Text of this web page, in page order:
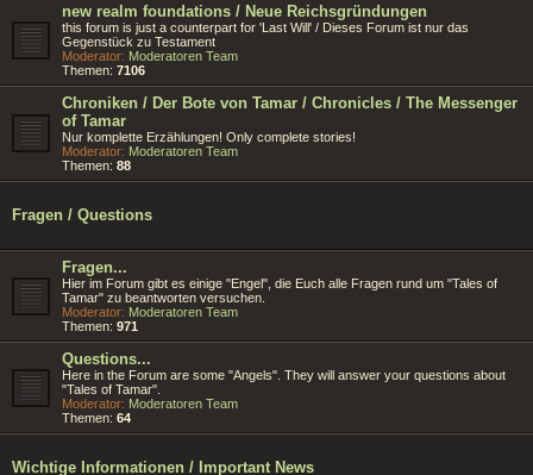
new realm foundations / Neue Reichsgründungen
this forum is just a counterpart for 'Last Will' / Dieses Forum ist nur das
Gegenstück zu Testament
Moderator: Moderatoren Team
Themen: 7106
Chroniken / Der Bote von Tamar / Chronicles / The Messenger
of Tamar
Nur komplette Erzählungen! Only complete stories!
Moderator: Moderatoren Team
Themen: 88
Fragen / Questions
Fragen...
Hier im Forum gibt es einige "Engel", die Euch alle Fragen rund um "Tales of
Tamar" zu beantworten versuchen.
Moderator: Moderatoren Team
Themen: 971
Questions...
Here in the Forum are some "Angels". They will answer your questions about
"Tales of Tamar".
Moderator: Moderatoren Team
Themen: 64
Wichtige Informationen / Important News